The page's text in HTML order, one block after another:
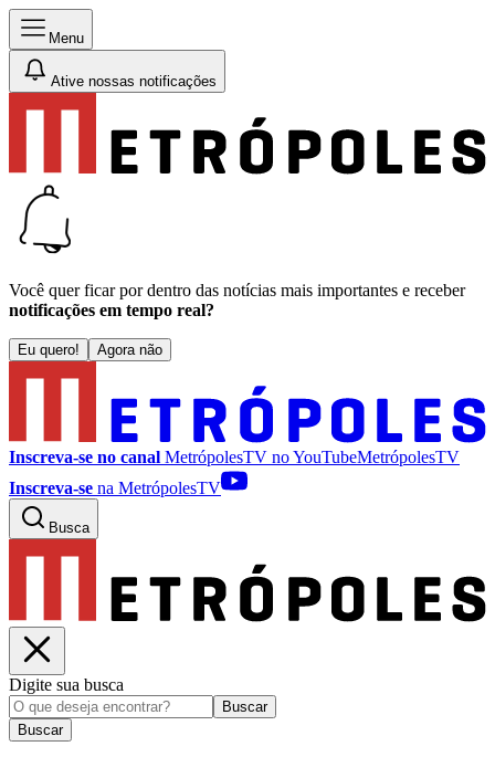
Menu
Ative nossas notificações
Você quer ficar por dentro das notícias mais importantes e receber
notificações em tempo real?
Eu quero! Agora não
Inscreva-se no canal MetrópolesTV noYouTubeMetrópolesTV
Inscreva-se na MetrópolesTV
Busca
Digite sua busca
Buscar
Buscar